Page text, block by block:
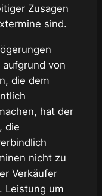
Zusagen
sind.
von
die dem
hat der
die
nicht zu
Verkäufer
Leistung um